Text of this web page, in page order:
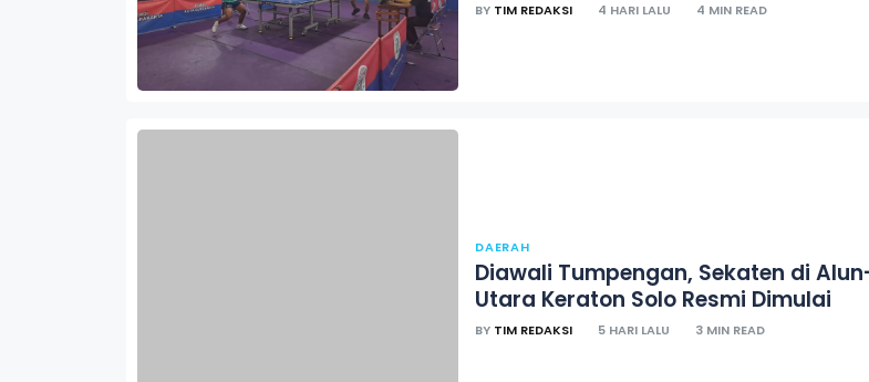
BY TIM REDAKSI 4 HARI LALU 4 MIN READ
BY TIM REDAKSI